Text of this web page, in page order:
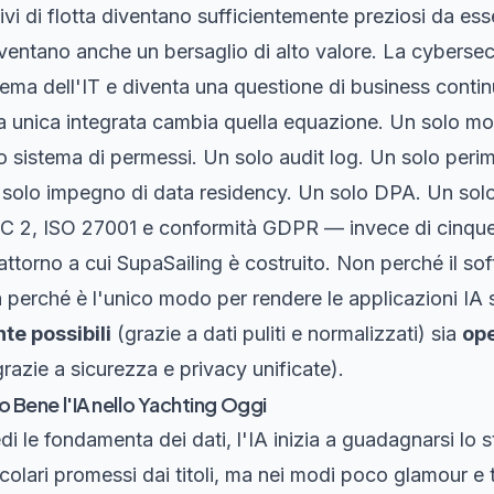
di flotta diventano sufficientemente preziosi da
anche un bersaglio di alto valore. La
dell'IT e diventa una questione di business
unica integrata cambia quella equazione. Un solo
sistema di permessi. Un solo audit log. Un solo
impegno di data residency. Un solo DPA. Un
2, ISO 27001 e conformità GDPR — invece di
a cui SupaSailing è costruito. Non perché il
perché è l'unico modo per rendere le applicazioni IA
possibili (grazie a dati puliti e normalizzati) sia
a sicurezza e privacy unificate).
Bene l'IA nello Yachting Oggi
le fondamenta dei dati, l'IA inizia a guadagnarsi lo
promessi dai titoli, ma nei modi poco glamour e